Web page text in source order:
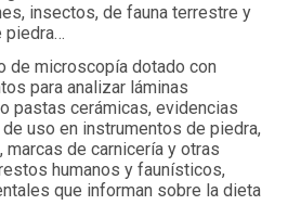
insectos, de fauna terrestre y
piedra…
de microscopía dotado con
para analizar láminas
pastas cerámicas, evidencias
uso en instrumentos de piedra,
marcas de carnicería y otras
humanos y faunísticos,
que informan sobre la dieta